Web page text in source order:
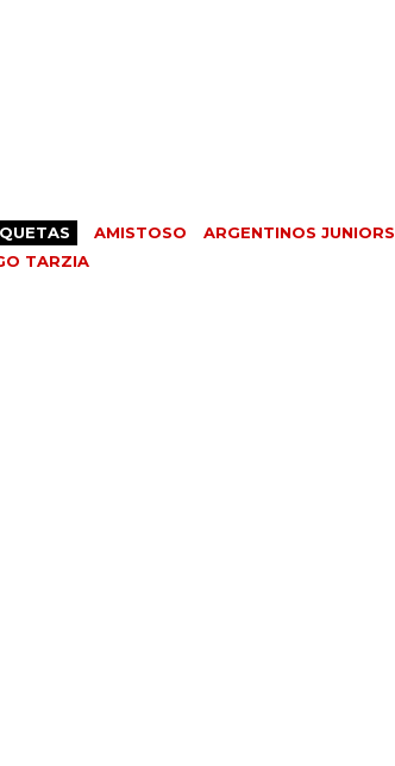
AMISTOSO ARGENTINOS JUNIORS
TARZIA